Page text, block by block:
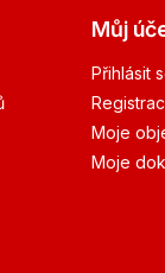
Můj
Přihlásit
Moje
Moje